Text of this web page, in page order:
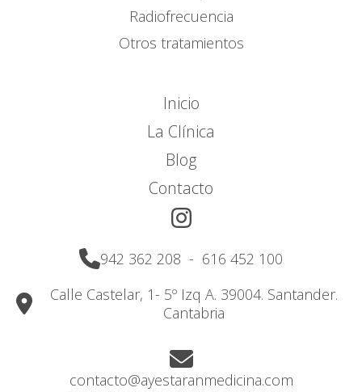
Radiofrecuencia
Otros tratamientos
Inicio
La Clínica
Blog
Contacto
942 362 208 - 616 452 100
Calle Castelar, 1- 5º Izq A. 39004. Santander.
Cantabria
contacto@ayestaranmedicina.com